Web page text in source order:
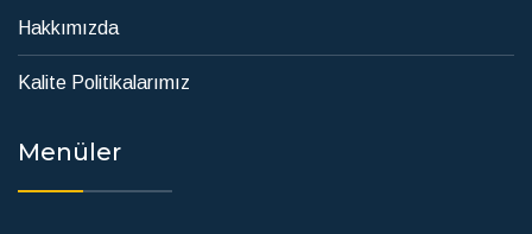
Hakkımızda
Kalite Politikalarımız
Menüler